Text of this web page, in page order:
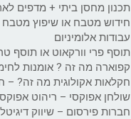
תכנון מחסן ביתי + מדפים
חידוש מטבח או שיפוץ מטבח
עבודות אלומיניום
תוסף פרי וורקאוט או תוסף
קפוארה מה זה ? אומנות
חקלאות אקולוגית מה זה? –
שולחן אפוקסי – ריהוט
חברות פירסום – שיווק